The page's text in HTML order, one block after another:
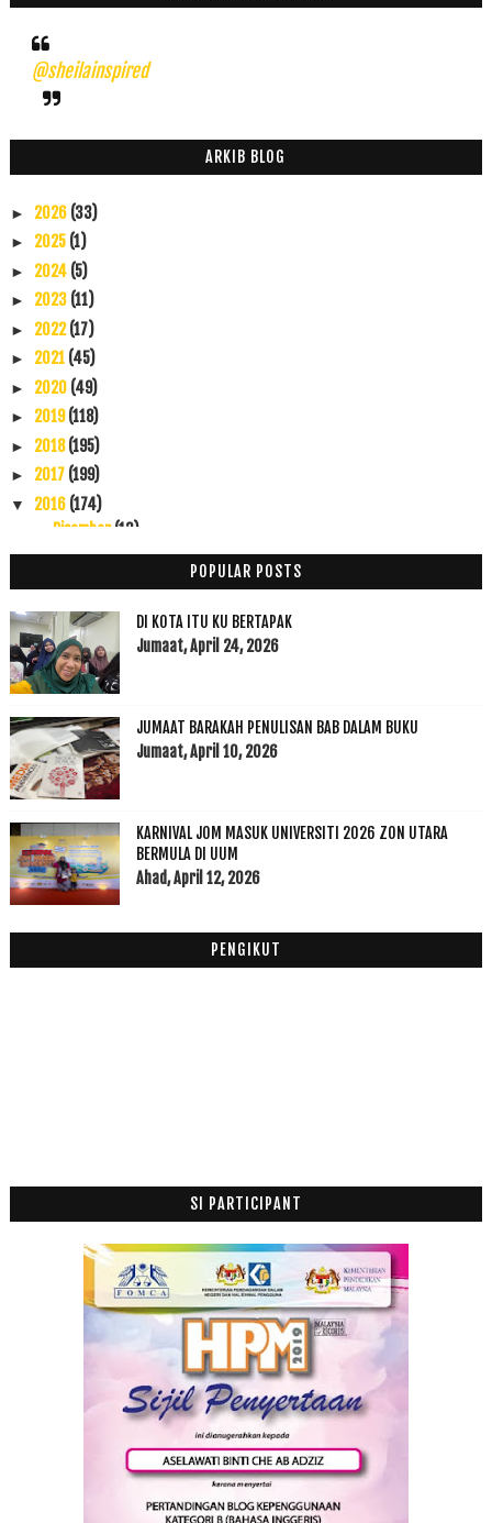
@sheilainspired
ARKIB BLOG
► 2026 (33)
► 2025 (1)
► 2024 (5)
► 2023 (11)
► 2022(17)
► 2021 (45)
► 2020 (49)
► 2019(118)
► 2018(195)
► 2017 (199)
▼ 2016 (174)
Disember(13)
►November(22)
►Oktober(11)
▼September
(9)
UUM Pilihan Raja Ilya Lancar Richiamo Coffee Perta...
My First Correction For My Thesis
Diari Cuti AidilAdha 2016
Bila Iklan Memepengaruhi Nafsu Anak
Program DWI IJAZAH USM
Jangan Dibiar Sifat Memperlekehkan Orang
Viruz Zika dan Pencegahan
Book Mark Dari Farrah FAMF TOWER
►Jun(3)
►
(100)
POPULAR POSTS
DI KOTA ITU KU BERTAPAK
Jumaat, April 24, 2026
JUMAAT BARAKAH PENULISAN BAB DALAM BUKU
Jumaat, April 10, 2026
KARNIVAL JOM MASUK UNIVERSITI 2026 ZON UTARA
BERMULA DI UUM
Ahad, April 12, 2026
PENGIKUT
SI PARTICIPANT